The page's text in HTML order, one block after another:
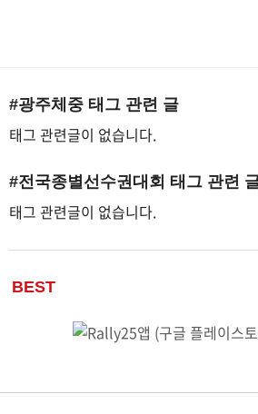
#광주체중 태그 관련 글
태그 관련글이 없습니다.
#전국종별선수권대회 태그 관련
태그 관련글이 없습니다.
BEST